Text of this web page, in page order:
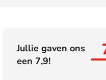
Jullie gaven ons
een 7,9!